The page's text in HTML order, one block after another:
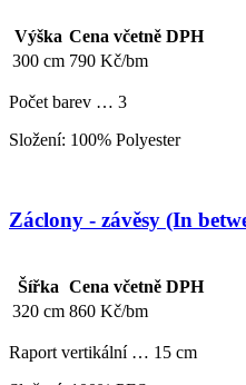
Výška Cena včetně DPH
300 cm 790 Kč/bm
Počet barev … 3
Složení: 100% Polyester
Záclony - závěsy (In
Šířka Cena včetně DPH
320 cm 860 Kč/bm
Raport vertikální … 15 cm